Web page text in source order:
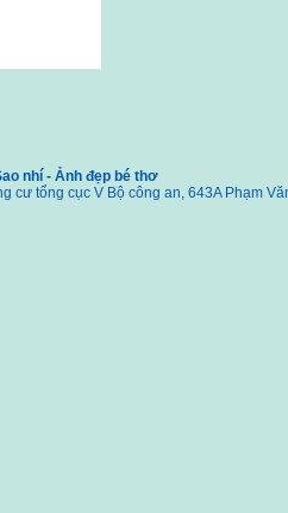
nhí - Ảnh đẹp bé thơ
cư tổng cục V Bộ công an, 643A Phạm